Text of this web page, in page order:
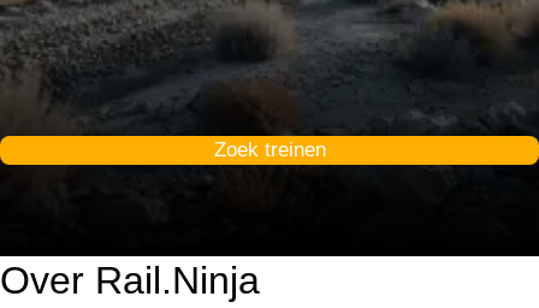
Zoek treinen
Over Rail.Ninja